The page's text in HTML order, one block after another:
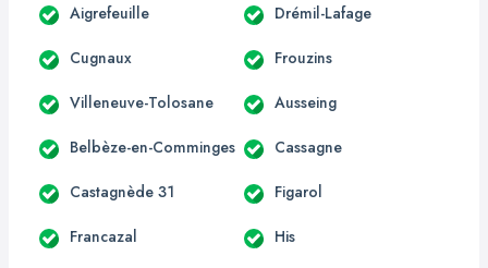
Aigrefeuille Drémil-Lafage
Cugnaux Frouzins
Villeneuve-Tolosane Ausseing
Belbèze-en-Comminges Cassagne
Castagnède 31 Figarol
Francazal His